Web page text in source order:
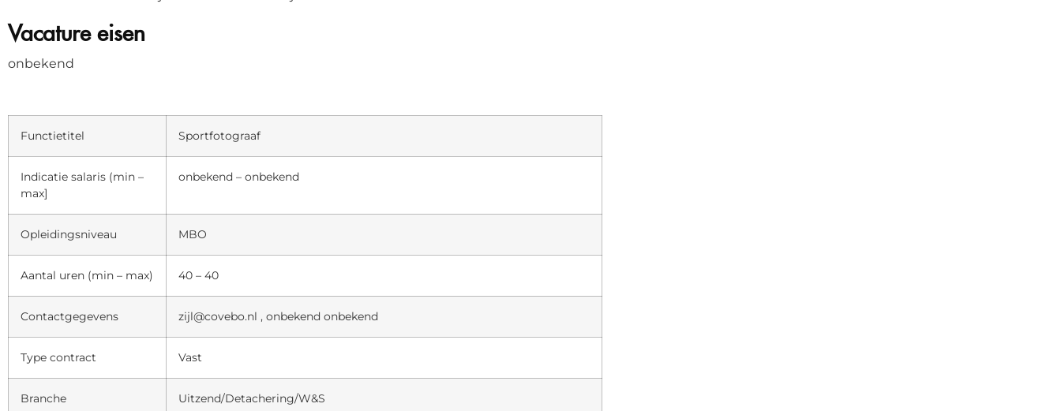
Vacature eisen
onbekend
Functietitel Sportfotograaf
Indicatie salaris (min –
max]
onbekend – onbekend
Opleidingsniveau MBO
Aantal uren (min – max) 40 – 40
Contactgegevens zijl@covebo.nl , onbekend onbekend
Type contract Vast
Branche Uitzend/Detachering/W&S